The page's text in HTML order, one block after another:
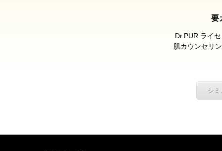
要
Dr.PUR ライ
肌カウンセリ
シ